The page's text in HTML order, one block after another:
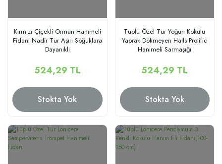
Kırmızı Çiçekli Orman Hanımeli
Fidanı Nadir Tür Aşırı Soğuklara
Dayanıklı
524,29 TL
Stokta Yok
Tüplü Özel Tür Yoğun Kokulu
Yaprak Dökmeyen Halls Prolific
Hanımeli Sarmaşığı
Fidanı
524,29 TL
Stokta Yok